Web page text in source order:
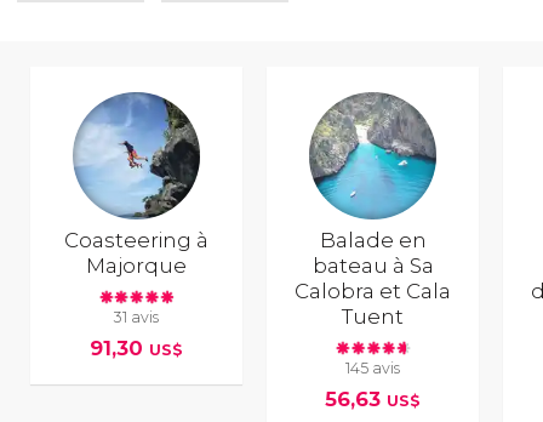
Coasteering à
Majorque
31 avis
91,30 US$
Balade en
bateau à Sa
Calobra et Cala
Tuent
145 avis
56,63 US$